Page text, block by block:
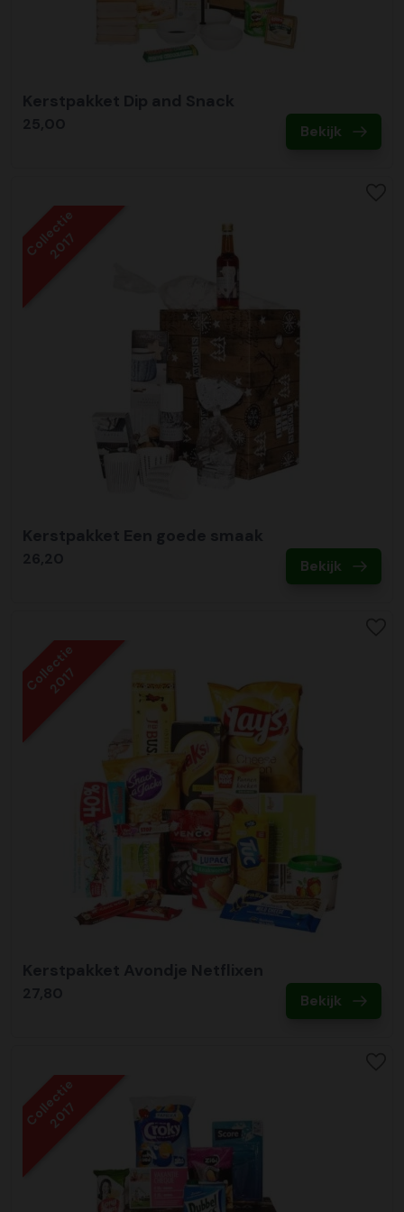
Bekijk
Collectie
2017
Bekijk
Collectie
2017
Bekijk
Collectie
2017